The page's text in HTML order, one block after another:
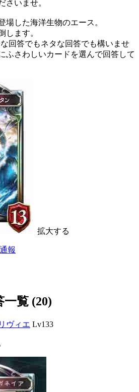
さいませ。
場した海洋生物のエース。
します。
回答でもネタな回答でも構いませ
ふさわしいカードを選んで回答して
拡大する
通報
覧 (20)
ヴィエ Lv133